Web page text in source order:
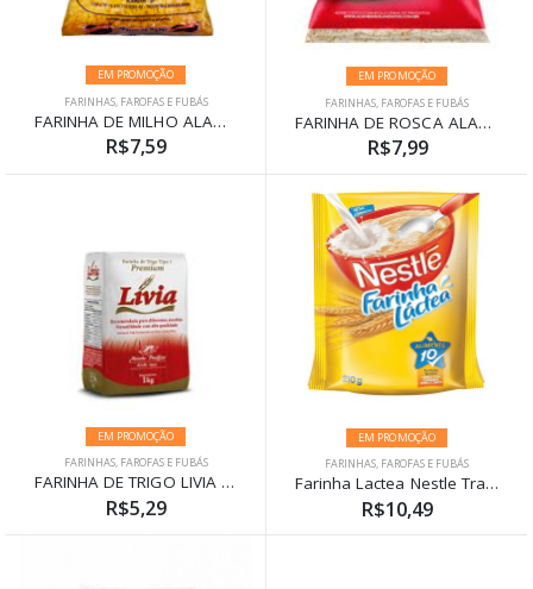
EM PROMOÇÃO
FARINHAS, FAROFAS E FUBÁS
FARINHA DE MILHO ALAMBARI 1KG
R$7,59
EM PROMOÇÃO
FARINHAS, FAROFAS E FUBÁS
FARINHA DE ROSCA ALAMBARI 500G
R$7,99
EM PROMOÇÃO
FARINHAS, FAROFAS E FUBÁS
FARINHA DE TRIGO LIVIA PREMIUM 1KG
R$5,29
EM PROMOÇÃO
FARINHAS, FAROFAS E FUBÁS
Farinha Lactea Nestle Tradicional Sachê 210g
R$10,49